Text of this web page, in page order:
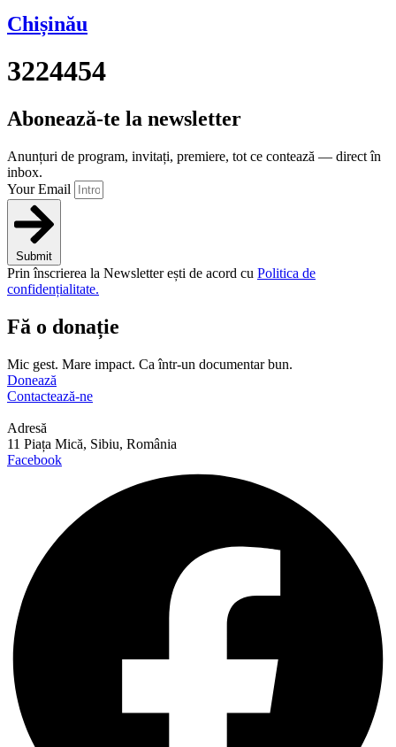
Chișinău
3224454
Abonează-te la newsletter
Anunțuri de program, invitați, premiere, tot ce contează — direct în
inbox.
Your Email
Submit
Prin înscrierea la Newsletter ești de acord cu Politica de
confidențialitate.
Fă o donație
Mic gest. Mare impact. Ca într-un documentar bun.
Donează
Contactează-ne
Adresă
11 Piața Mică, Sibiu, România
Facebook